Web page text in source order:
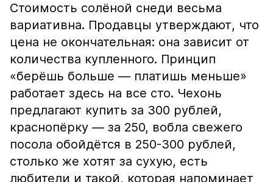
Стоимость солёной снеди весьма
вариативна. Продавцы утверждают, что
цена не окончательная: она зависит от
количества купленного. Принцип
«берёшь больше — платишь меньше»
работает здесь на все сто. Чехонь
предлагают купить за 300 рублей,
краснопёрку — за 250, вобла свежего
посола обойдётся в 250-300 рублей,
столько же хотят за сухую, есть
любители и такой, которая напоминает